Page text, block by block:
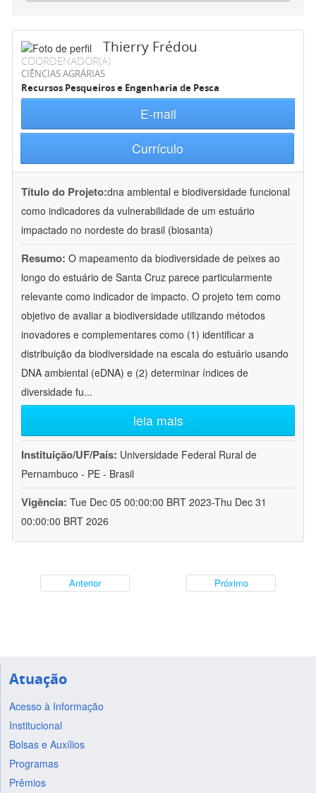
Thierry Frédou
COORDENADOR(A)
CIÊNCIAS AGRÁRIAS
Recursos Pesqueiros e Engenharia de Pesca
E-mail
Currículo
Título do Projeto:dna ambiental e biodiversidade funcional
como indicadores da vulnerabilidade de um estuário
impactado no nordeste do brasil (biosanta)
Resumo: O mapeamento da biodiversidade de peixes ao
longo do estuário de Santa Cruz parece particularmente
relevante como indicador de impacto. O projeto tem como
objetivo de avaliar a biodiversidade utilizando métodos
inovadores e complementares como (1) identificar a
distribuição da biodiversidade na escala do estuário usando
DNA ambiental (eDNA) e (2) determinar índices de
diversidade fu...
leia mais
Instituição/UF/País: Universidade Federal Rural de
Pernambuco - PE - Brasil
Vigência: Tue Dec 05 00:00:00 BRT 2023-Thu Dec 31
00:00:00 BRT 2026
Anterior Próximo
Atuação
Acesso à Informação
Institucional
Bolsas e Auxílios
Programas
Prêmios